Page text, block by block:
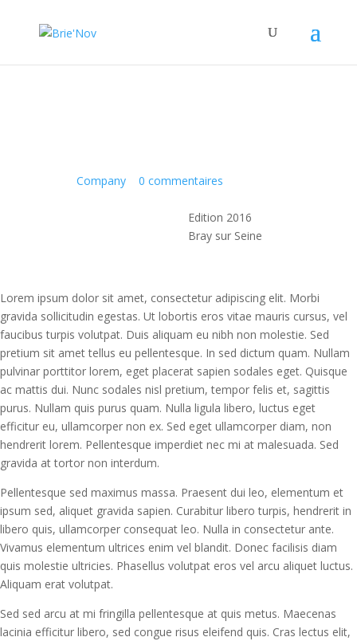
Company 0 commentaires
Edition 2016
Bray sur Seine
Lorem ipsum dolor sit amet, consectetur adipiscing elit. Morbi
gravida sollicitudin egestas. Ut lobortis eros vitae mauris cursus, vel
faucibus turpis volutpat. Duis aliquam eu nibh non molestie. Sed
pretium sit amet tellus eu pellentesque. In sed dictum quam. Nullam
pulvinar porttitor lorem, eget placerat sapien sodales eget. Quisque
ac mattis dui. Nunc sodales nisl pretium, tempor felis et, sagittis
purus. Nullam quis purus quam. Nulla ligula libero, luctus eget
efficitur eu, ullamcorper non ex. Sed eget ullamcorper diam, non
hendrerit lorem. Pellentesque imperdiet nec mi at malesuada. Sed
gravida at tortor non interdum.
Pellentesque sed maximus massa. Praesent dui leo, elementum et
ipsum sed, aliquet gravida sapien. Curabitur libero turpis, hendrerit in
libero quis, ullamcorper consequat leo. Nulla in consectetur ante.
Vivamus elementum ultrices enim vel blandit. Donec facilisis diam
quis molestie ultricies. Phasellus volutpat eros vel arcu aliquet luctus.
Aliquam erat volutpat.
Sed sed arcu at mi fringilla pellentesque at quis metus. Maecenas
lacinia efficitur libero, sed congue risus eleifend quis. Cras lectus elit,